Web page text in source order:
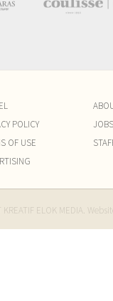
POLICY
OF USE
JOBS
ELOK MEDIA.